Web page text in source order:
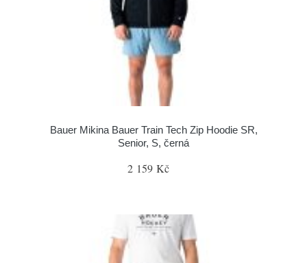
Bauer Mikina Bauer Train Tech Zip Hoodie SR,
Senior, S, černá
2 159 Kč